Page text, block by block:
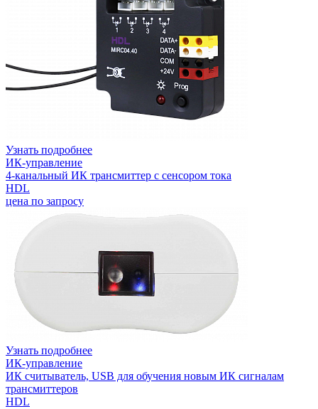
Узнать подробнее
ИК-управление
4-канальный ИК трансмиттер с сенсором тока
HDL
цена по запросу
Узнать подробнее
ИК-управление
ИК считыватель, USB для обучения новым ИК сигналам
трансмиттеров
HDL